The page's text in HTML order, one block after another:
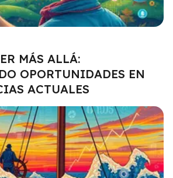
MÁS ALLÁ:
OPORTUNIDADES EN
ACTUALES